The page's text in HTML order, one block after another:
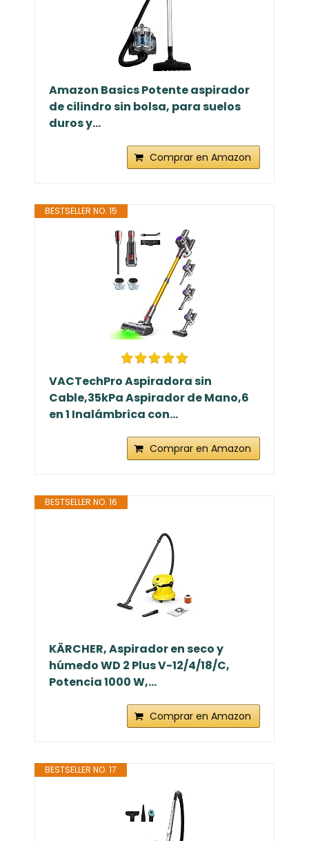
Amazon Basics Potente aspirador
de cilindro sin bolsa, para suelos
duros y...
Comprar en Amazon
BESTSELLER NO. 15
VACTechPro Aspiradora sin
Cable,35kPa Aspirador de Mano,6
en 1 Inalámbrica con...
Comprar en Amazon
BESTSELLER NO. 16
KÄRCHER, Aspirador en seco y
húmedo WD 2 Plus V-12/4/18/C,
Potencia 1000 W,...
Comprar en Amazon
BESTSELLER NO. 17